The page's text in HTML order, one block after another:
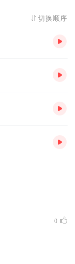
切换顺序
0